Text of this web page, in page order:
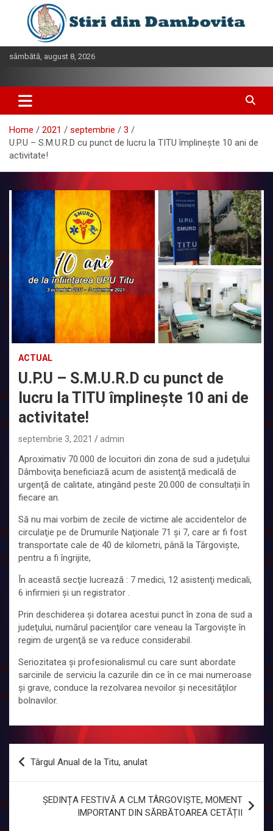
content
sâmbătă, august 8, 2026
Home 2021 septembrie
3
U.P.U – S.M.U.R.D cu punct de lucru la TITU împlinește 10 ani de
activitate!
ACTUAL
U.P.U – S.M.U.R.D cu punct de
lucru la TITU împlinește 10 ani de
activitate!
septembrie 3, 2021 admin
Aproximativ 70.000 de locuitori din zona de sud a judeţului
Dâmboviţa beneficiază acum de asistenţă medicală de
urgenţă de calitate, atingând peste 20.000 de consultații în
fiecare an.
Să nu mai vorbim de zecile de victime ale accidentelor de
circulaţie pe de Drumurile Naţionale 71 şi 7, care ar fi fost
transportate cale de 40 de kilometri, până la Târgovişte,
pentru a fi îngrijite,
În această secţie lucrează : 7 medici, 12 asistenţi medicali,
6 infirmieri și un registrator .
Prin deschiderea şi dotarea acestui punct în zona de sud a
judeţului, numărul pacienţilor care veneau la Targovişte în
regim de urgenţă se va reduce considerabil.
Seriozitatea şi profesionalismul cu care sunt abordate
sarcinile de serviciu la cazurile din ce în ce mai numeroase
şi grave, conduce la rezolvarea nevoilor şi necesităţilor
bolnavilor.
Navigare
articole
Târgul Anual de la Titu, anulat
ȘEDINȚA FESTIVĂ A CLM TÂRGOVIȘTE, MOMENT
IMPORTANT DIN SĂRBĂTOAREA CETĂȚII